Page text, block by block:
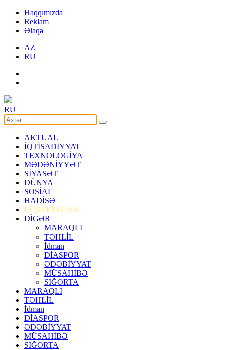
Haqqımızda
Reklam
Əlaqə
AZ
RU
RU
AKTUAL
İQTİSADİYYAT
TEXNOLOGİYA
MƏDƏNİYYƏT
SİYASƏT
DÜNYA
SOSİAL
HADİSƏ
PEŞƏ ETİKASI
DİGƏR
MARAQLI
TƏHLİL
İdman
DİASPOR
ƏDƏBİYYAT
MÜSAHİBƏ
SIĞORTA
MARAQLI
TƏHLİL
İdman
DİASPOR
ƏDƏBİYYAT
MÜSAHİBƏ
SIĞORTA